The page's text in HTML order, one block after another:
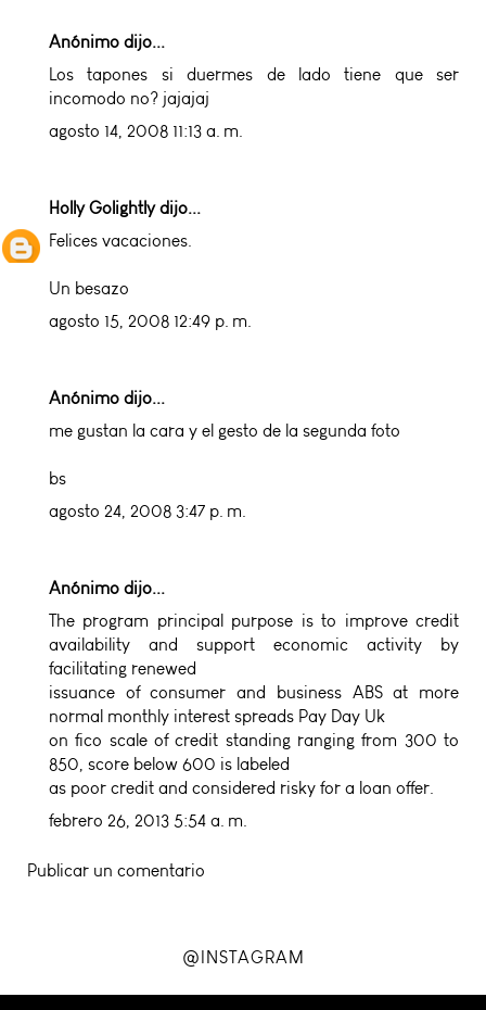
Anónimo dijo...
Los tapones si duermes de lado tiene que ser
incomodo no? jajajaj
agosto 14, 2008 11:13 a. m.
Holly Golightlydijo...
Felices vacaciones.
Un besazo
agosto 15, 2008 12:49 p. m.
Anónimo dijo...
me gustan la cara y el gesto de la segunda foto
bs
agosto 24, 2008 3:47 p. m.
Anónimo dijo...
The program principal purpose is to improve credit
availability and support economic activity by
facilitating renewed
issuance of consumer and business ABS at more
normal monthly interest spreads Pay Day Uk
on fico scale of credit standing ranging from 300 to
850, score below 600 is labeled
as poor credit and considered risky for a loan offer.
febrero 26, 2013 5:54 a. m.
Publicar un comentario
@INSTAGRAM